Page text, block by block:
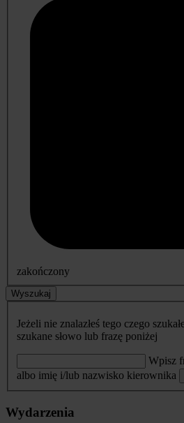
zakończony
Wyszukaj
Jeżeli nie znalazłeś tego czego
szukane słowo lub frazę poniżej
Wpisz
albo imię i/lub nazwisko kierownika
Wydarzenia